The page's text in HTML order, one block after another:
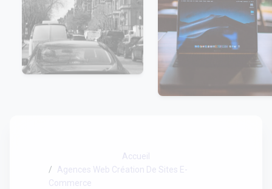
Accueil
Agences Web Création De Sites E-
Commerce